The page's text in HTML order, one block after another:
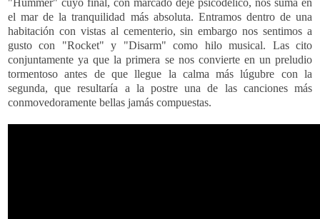
el mar de la tranquilidad más absoluta. Entramos dentro de una
habitación con vistas al cementerio, sin embargo nos sentimos a
gusto con "Rocket" y "Disarm" como hilo musical. Las cito
conjuntamente ya que la primera se nos convierte en un preludio
tormentoso antes de que llegue la calma más lúgubre con la
segunda, que resultaría a la postre una de las canciones más
conmovedoramente bellas jamás compuestas.